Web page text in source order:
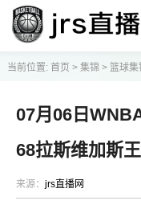
当前位置: 首页 > 集锦 > 篮球集
07月06日
68拉斯维加斯
来源： jrs直播网